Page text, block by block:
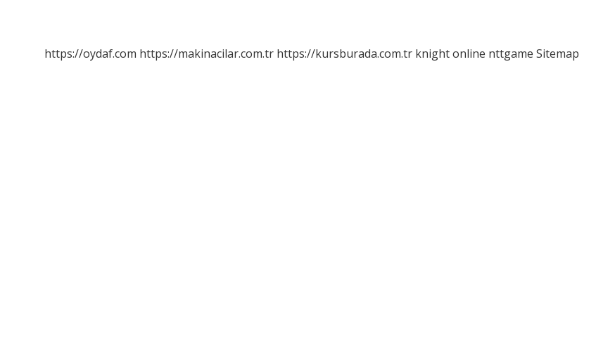
https://oydaf.com https://makinacilar.com.tr https://kursburada.com.tr knight online nttgame Sitemap